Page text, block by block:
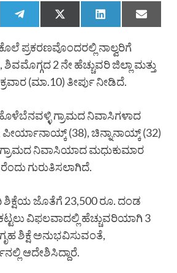
ಪ್ರಕರಣವೊಂದರಲ್ಲಿ ನಾಲ್ವರಿಗೆ
2 ನೇ ಹೆಚ್ಚುವರಿ ಜಿಲ್ಲಾ ಮತ್ತು
(ಮಾ.10) ತೀರ್ಪು ನೀಡಿದೆ.
ಗ್ರಾಮದ ನಿವಾಸಿಗಳಾದ
(38), ಚಿನ್ನಾನಾಯ್ಕ್ (32)
ಗ್ರಾಮದ ನಿವಾಸಿಯಾದ ಮಧುಕುಮಾರ
ಗುರುತಿಸಲಾಗಿದೆ.
ಶಿಕ್ಷೆಯ ಜೊತೆಗೆ 23,500 ರೂ. ದಂಡ
ವಿಫಲವಾದಲ್ಲಿ ಹೆಚ್ಚುವರಿಯಾಗಿ 3
ಶಿಕ್ಷೆ ಅನುಭವಿಸುವಂತೆ,
ಆದೇಶಿಸಿದ್ದಾರೆ.